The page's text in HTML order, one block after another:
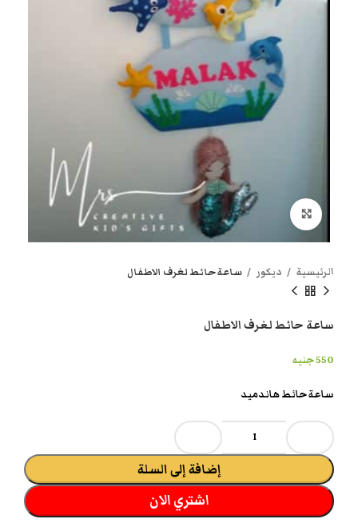
انقر هنا لتكبير الصورة
الرئيسية ديكور ساعة حائط لغرف الاطفال
ساعة حائط لغرف الاطفال
550جنيه
ساعة حائط هاندميد
إضافة إلى السلة
اشتري الان